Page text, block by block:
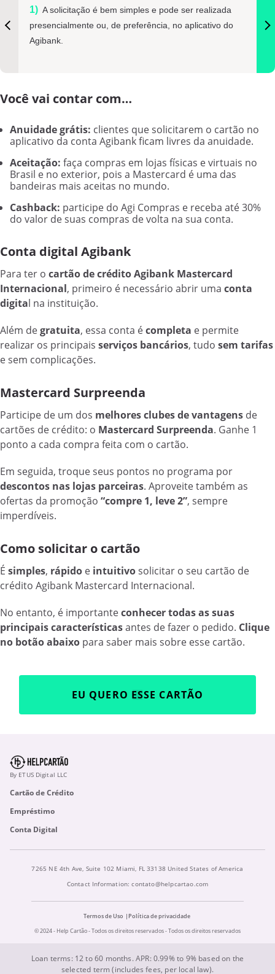
A solicitação é bem simples e pode ser realizada
presencialmente ou, de preferência, no aplicativo do
Agibank.
Você vai contar com…
Anuidade grátis: clientes que solicitarem o cartão no
aplicativo da conta Agibank ficam livres da anuidade.
Aceitação: faça compras em lojas físicas e virtuais no
Brasil e no exterior, pois a Mastercard é uma das
bandeiras mais aceitas no mundo.
Cashback: participe do Agi Compras e receba até 30%
do valor de suas compras de volta na sua conta.
Conta digital Agibank
Para ter o cartão de crédito Agibank Mastercard
Internacional, primeiro é necessário abrir uma conta
digital na instituição.
Além degratuita, essa conta écompleta e permite
realizar os principais serviços bancários, tudo sem tarifas
e sem complicações.
Mastercard Surpreenda
Participe de um dos melhores clubes de vantagens de
cartões de crédito: o Mastercard Surpreenda. Ganhe 1
ponto a cada compra feita com o cartão.
Em seguida, troque seus pontos no programa por
descontos nas lojas parceiras. Aproveite também as
ofertas da promoção “compre 1, leve 2”, sempre
imperdíveis.
Como solicitar o cartão
É simples, rápido e intuitivosolicitar o seu cartão de
crédito Agibank Mastercard Internacional.
No entanto, é importanteconhecer todas as suas
principais característicasantes de fazer o pedido. Clique
no botão abaixo para saber mais sobre esse cartão.
EU QUERO ESSE CARTÃO
By ETUS Digital LLC
Cartão de Crédito
Empréstimo
Conta Digital
7265 NE 4th Ave, Suite 102 Miami, FL 33138 United States of America
Contact Information:contato@helpcartao.com
Termos de Uso
Política de privacidade
© 2024 - Help Cartão - Todos os direitos reservados - Todos os direitos reservados
Loan terms: 12 to 60 months. APR: 0.99% to 9% based on the
selected term (includes fees, per local law).